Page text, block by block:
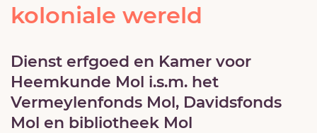
koloniale wereld
Dienst erfgoed en Kamer voor
Heemkunde Mol i.s.m. het
Vermeylenfonds Mol, Davidsfonds
Mol en bibliotheek Mol